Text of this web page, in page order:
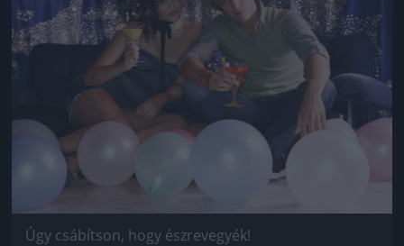
Úgy csábítson, hogy észrevegyék!